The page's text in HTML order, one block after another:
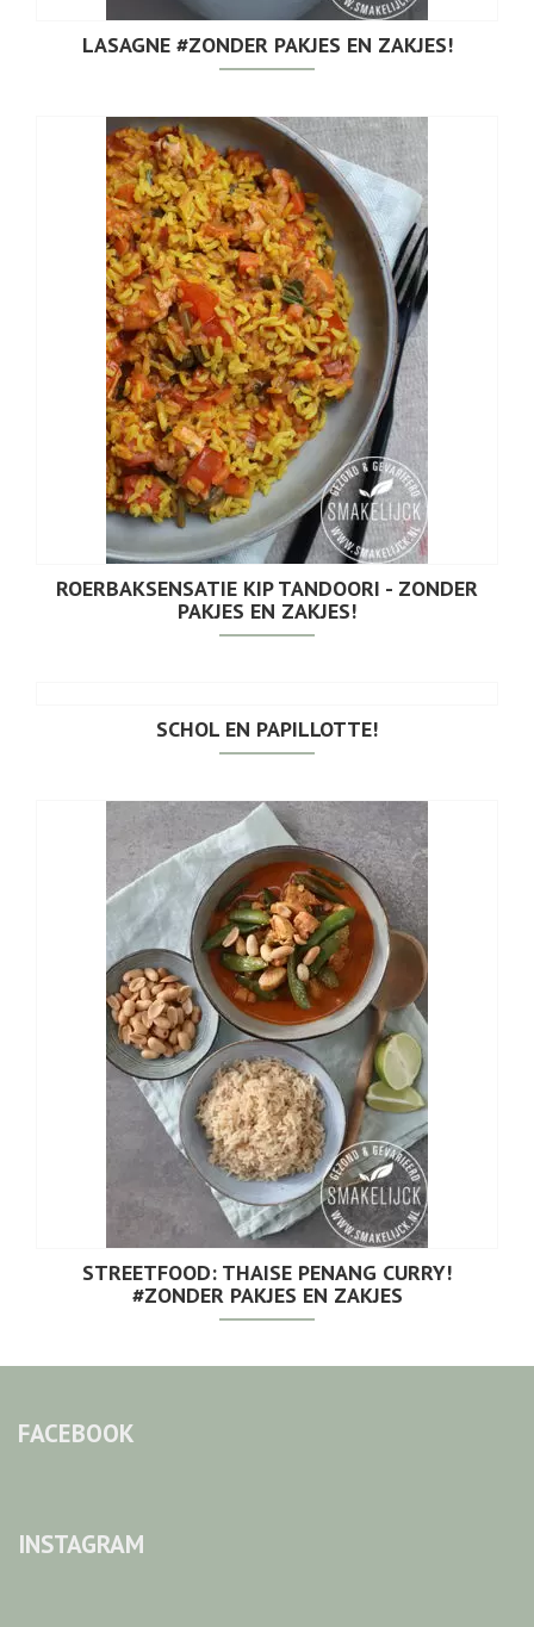
LASAGNE #ZONDER PAKJES EN ZAKJES!
ROERBAKSENSATIE KIP TANDOORI - ZONDER
PAKJES EN ZAKJES!
SCHOL EN PAPILLOTTE!
STREETFOOD: THAISE PENANG CURRY!
#ZONDER PAKJES EN ZAKJES
FACEBOOK
INSTAGRAM